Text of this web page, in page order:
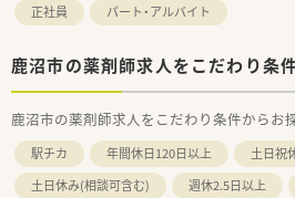
正社員 パート・アルバイト
鹿沼市の薬剤師求人をこだわり条
鹿沼市の薬剤師求人をこだわり条件からお
駅チカ 年間休日120日以上
土日祝
土日休み(相談可含む)
週休2.5日以上